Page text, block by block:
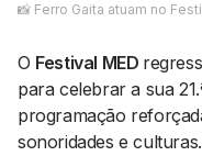
EMAIL
GERAL@BANTUMEN.COM
WHATSAPP
📸 Ferro Gaita atuam no
O Festival MED
para celebrar a sua
programação
sonoridades e